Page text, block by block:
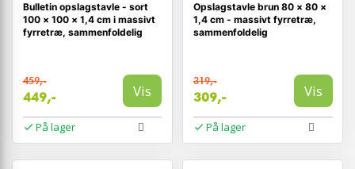
Bulletin opslagstavle - sort
100 × 100 × 1,4 cm i massivt
fyrretræ, sammenfoldelig
459,-
449,- Vis
På lager
Opslagstavle brun 80 × 80 ×
1,4 cm - massivt fyrretræ,
sammenfoldelig
319,-
309,- Vis
På lager